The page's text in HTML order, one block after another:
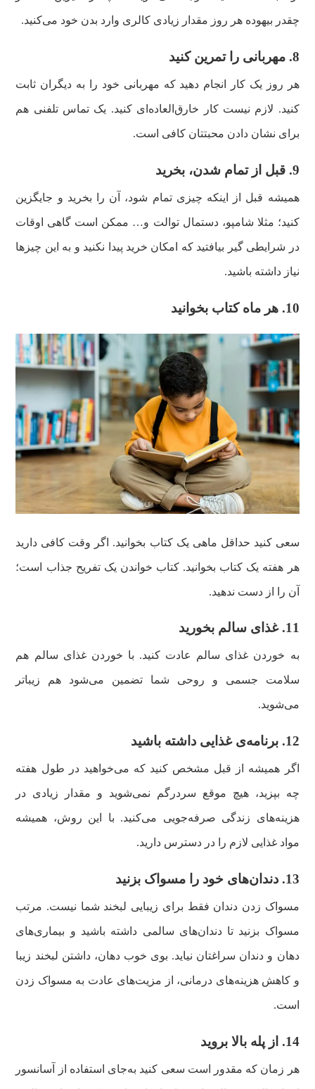
چقدر بیهوده هر روز مقدار زیادی کالری وارد بدن خود می‌کنید.
8. مهربانی را تمرین کنید
هر روز یک کار انجام دهید که مهربانی خود را به دیگران ثابت
کنید. لازم نیست کار خارق‌العاده‌ای کنید. یک تماس تلفنی هم
برای نشان دادن محبتتان کافی است.
9. قبل از تمام شدن، بخرید
همیشه قبل از اینکه چیزی تمام شود، آن را بخرید و جایگزین
کنید؛ مثلا شامپو، دستمال توالت و… ممکن است گاهی اوقات
در شرایطی گیر بیافتید که امکان خرید پیدا نکنید و به این چیزها
نیاز داشته باشید.
10. هر ماه کتاب بخوانید
سعی کنید حداقل ماهی یک کتاب بخوانید. اگر وقت کافی دارید
هر هفته یک کتاب بخوانید. کتاب خواندن یک تفریح جذاب است؛
آن را از دست ندهید.
11. غذای سالم بخورید
به خوردن غذای سالم عادت کنید. با خوردن غذای سالم هم
سلامت جسمی و روحی شما تضمین می‌شود هم زیباتر
می‌شوید.
12. برنامه‌ی غذایی داشته باشید
اگر همیشه از قبل مشخص کنید که می‌خواهید در طول هفته
چه بپزید، هیچ موقع سردرگم نمی‌شوید و مقدار زیادی در
هزینه‌های زندگی صرفه‌جویی می‌کنید. با این روش، همیشه
مواد غذایی لازم را در دسترس دارید.
13. دندان‌های خود را مسواک بزنید
مسواک زدن دندان فقط برای زیبایی لبخند شما نیست. مرتب
مسواک بزنید تا دندان‌های سالمی داشته باشید و بیماری‌های
دهان و دندان سراغتان نیاید. بوی خوب دهان، داشتن لبخند زیبا
و کاهش هزینه‌های درمانی، از مزیت‌های عادت به مسواک زدن
است.
14. از پله بالا بروید
هر زمان که مقدور است سعی کنید به‌جای استفاده از آسانسور